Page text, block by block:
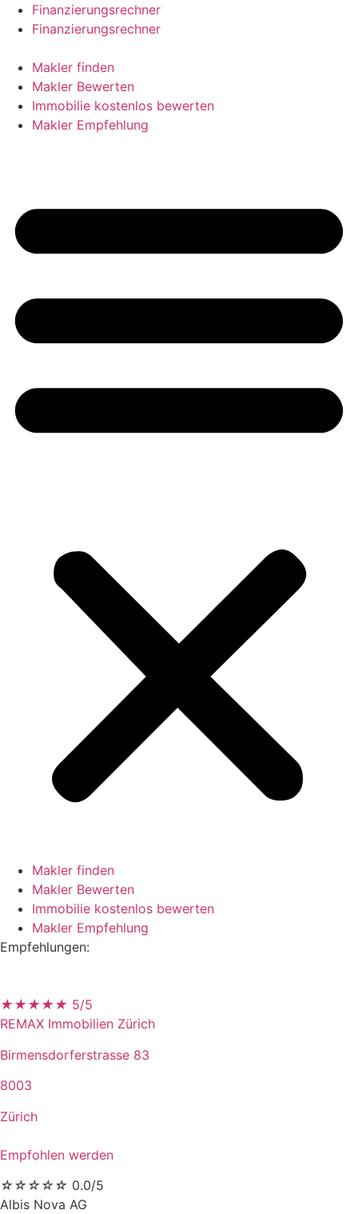
Skip
Finanzierungsrechner
Finanzierungsrechner
Makler finden
Makler Bewerten
Immobilie kostenlos bewerten
Makler Empfehlung
Makler finden
Makler Bewerten
Immobilie kostenlos bewerten
Makler Empfehlung
Empfehlungen:
★★★★★ 5/5
REMAX Immobilien Zürich
Birmensdorferstrasse 83
8003
Zürich
Empfohlen werden
☆☆☆☆☆ 0.0/5
Albis Nova AG